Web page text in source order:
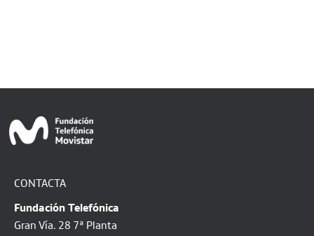
CONTACTA
Fundación Telefónica
Gran Vía. 28 7ª Planta